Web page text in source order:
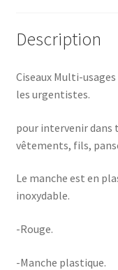
Description
Ciseaux Multi-
les urgentistes.
pour intervenir dans
vêtements, fils,
Le manche est en
inoxydable.
-Rouge.
-Manche plastique.